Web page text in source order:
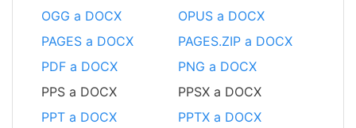
OGG a DOCX
OPUS a DOCX
PAGES a DOCX
PAGES.ZIP a DOCX
PDF a DOCX
PNG a DOCX
PPS a DOCX
PPSX a DOCX
PPT a DOCX
PPTX a DOCX